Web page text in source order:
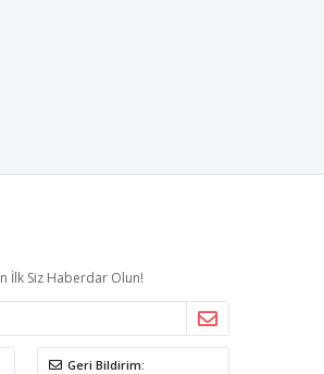
İlk Siz Haberdar Olun!
Geri Bildirim: